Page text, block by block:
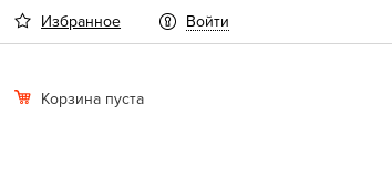
Избранное Войти
Корзина пуста